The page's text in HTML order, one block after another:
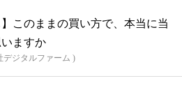
】このままの買い方で、本当に当
ますか
デジタルファーム )